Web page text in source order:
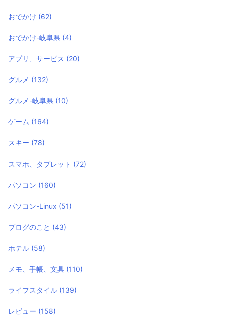
おでかけ (62)
おでかけ-岐阜県 (4)
アプリ、サービス (20)
グルメ (132)
グルメ-岐阜県 (10)
ゲーム (164)
スキー (78)
スマホ、タブレット (72)
パソコン (160)
パソコン-Linux (51)
ブログのこと (43)
ホテル (58)
メモ、手帳、文具 (110)
ライフスタイル (139)
レビュー (158)